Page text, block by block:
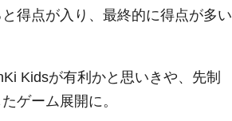
得点が入り、最終的に得点が多い
Kidsが有利かと思いきや、先制
ゲーム展開に。